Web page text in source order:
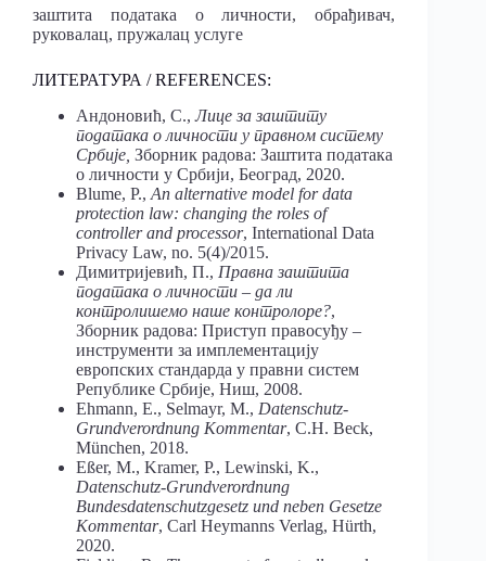
заштита података о личности, обрађивач,
руковалац, пружалац услуге
ЛИТЕРАТУРА / REFERENCES:
Андоновић, С.,Лице за заштиту
података о личности у правном систему
Србије, Зборник радова: Заштита података
о личности у Србији, Београд, 2020.
Blume, P., An alternative model for data
protection law: changing the roles of
controller and processor, International Data
Privacy Law, no. 5(4)/2015.
Димитријевић, П., Правна заштита
података о личности – да ли
контролишемо наше контролоре?,
Зборник радова: Приступ правосуђу –
инструменти за имплементацију
европских стандарда у правни систем
Републике Србије, Ниш, 2008.
Ehmann, E., Selmayr, M., Datenschutz-
Grundverordnung Kommentar, C.H. Beck,
München, 2018.
Eßer, M., Kramer, P., Lewinski, K.,
Datenschutz-Grundverordnung
Bundesdatenschutzgesetz und neben Gesetze
Kommentar, Carl Heymanns Verlag, Hürth,
2020.